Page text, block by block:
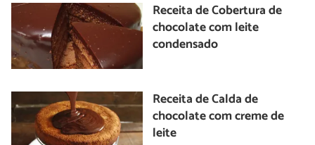
Receita de Cobertura de
chocolate com leite
condensado
Receita de Calda de
chocolate com creme de
leite